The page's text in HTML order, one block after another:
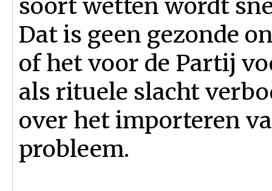
soort wetten wordt
Dat is geen gezonde
of het voor de Partij
als rituele slacht
over het importeren
probleem.